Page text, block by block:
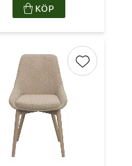
KÖP
Lägg till